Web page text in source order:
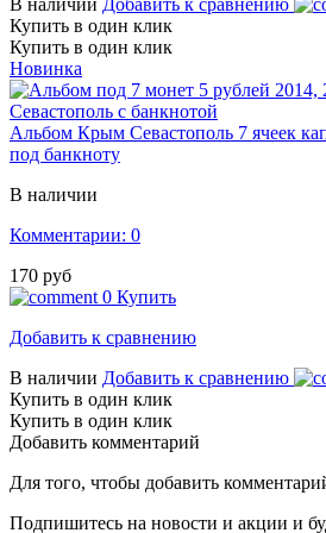
В наличии Добавить к сравнению
Купить в один клик
Купить в один клик
Новинка
Альбом Крым Севастополь 7 ячеек
под банкноту
В наличии
Комментарии: 0
170 руб
0 Купить
Добавить к сравнению
В наличии Добавить к сравнению
Купить в один клик
Купить в один клик
Добавить комментарий
Для того, чтобы добавить
Подпишитесь на новости и акции и